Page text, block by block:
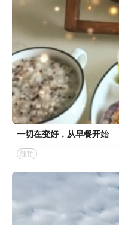
一切在变好，从早餐开始
随拍